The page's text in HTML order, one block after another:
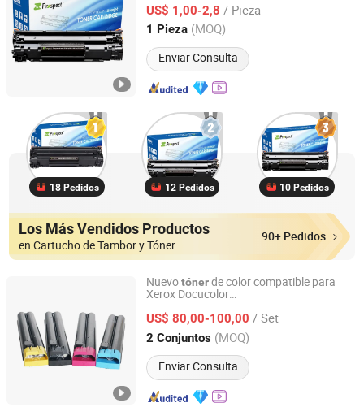
85A
US$ 1,00-2,8 / Pieza
1 Pieza (MOQ)
Enviar Consulta
Guangdong, China Desde 2024
18 Pedidos 12 Pedidos 10 Pedidos
Los Más Vendidos Productos
en Cartucho de Tambor y Tóner
90+ Pedidos
Nuevotónerde color compatible para
Xerox Docucolor
US$ 80,00-100,00 / Set
2 Conjuntos (MOQ)
Enviar Consulta
Xiamen O-Atronic Computer Material Co., Ltd.
Fujian, China Desde 2010